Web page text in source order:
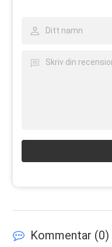
Kommentar (0)